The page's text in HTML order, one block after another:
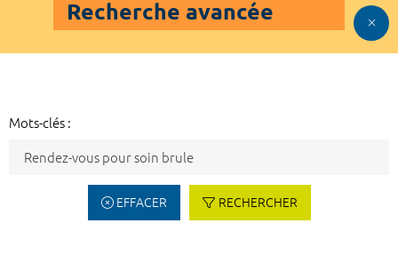
Recherche avancée
Mots-clés :
EFFACER RECHERCHER